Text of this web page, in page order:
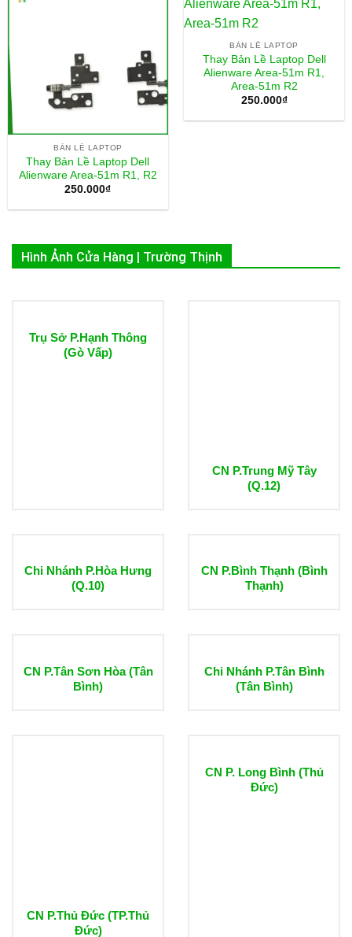
BẢN LỀ LAPTOP
Thay Bản Lề Laptop Dell
Alienware Area-51m R1, R2
250.000₫
BẢN LỀ LAPTOP
Thay Bản Lề Laptop Dell
Alienware Area-51m R1,
Area-51m R2
250.000₫
Hình Ảnh Cửa Hàng | Trường Thịnh
Trụ Sở P.Hạnh Thông
(Gò Vấp)
CN P.Trung Mỹ Tây
(Q.12)
Chi Nhánh P.Hòa Hưng
(Q.10)
CN P.Bình Thạnh (Bình
Thạnh)
CN P.Tân Sơn Hòa (Tân
Bình)
Chi Nhánh P.Tân Bình
(Tân Bình)
CN P.Thủ Đức (TP.Thủ
Đức)
CN P. Long Bình (Thủ
Đức)